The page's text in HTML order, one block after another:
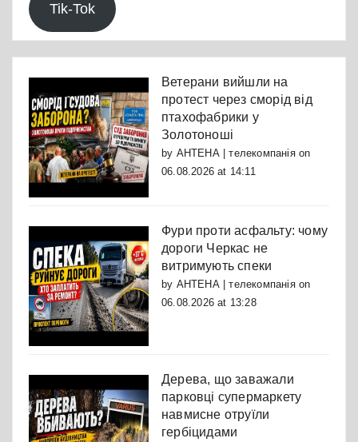
Tik-Tok
Ветерани вийшли на
протест через сморід від
птахофабрики у
Золотоноші
by АНТЕНА | телекомпаніяon
06.08.2026 at 14:11
Фури проти асфальту: чому
дороги Черкас не
витримують спеки
by АНТЕНА | телекомпаніяon
06.08.2026 at 13:28
Дерева, що заважали
парковці супермаркету
навмисне отруїли
гербіцидами